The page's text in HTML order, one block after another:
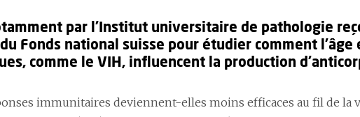
par l’Institut universitaire de pathologie
Fonds national suisse pour étudier comment l’âge
comme le VIH, influencent la production
immunitaires deviennent-elles moins efficaces au fil de la